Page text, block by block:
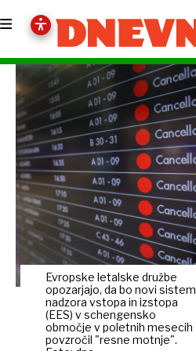
Evropske letalske družbe
opozarjajo, da bo novi sistem
nadzora vstopa in izstopa
(EES) v schengensko
območje v poletnih mesecih
povzročil "resne motnje".